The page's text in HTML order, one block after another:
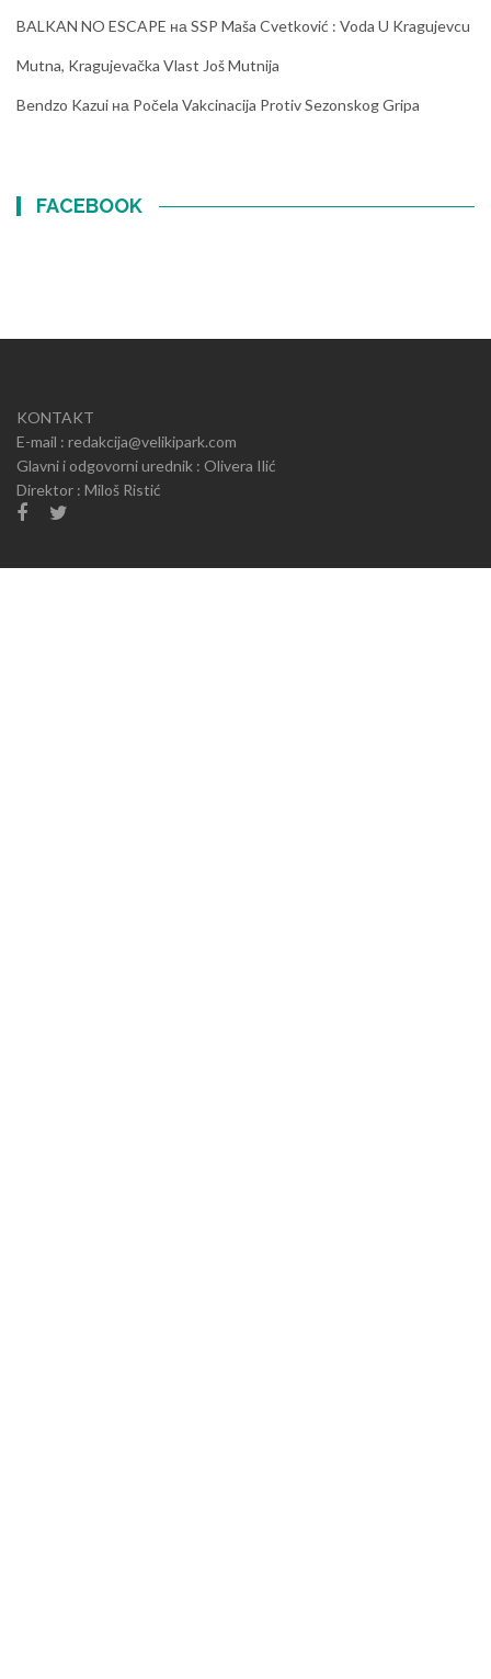
BALKAN NO ESCAPE наSSP Maša Cvetković : Voda U Kragujevcu
Mutna, Kragujevačka Vlast Još Mutnija
Bendzo Kazui на Počela Vakcinacija Protiv Sezonskog Gripa
FACEBOOK
KONTAKT
E-mail : redakcija@velikipark.com
Glavni i odgovorni urednik : Olivera Ilić
Direktor : Miloš Ristić